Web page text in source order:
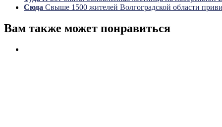
Сюда Свыше 1500 жителей Волгоградской области
Вам также может понравиться